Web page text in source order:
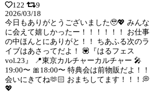
122
9
2026/03/18
今日もありがとうございました🥹💖 みんな
に会えて嬉しかったー！！！！！！ お仕事
の中ほんとにありがと！！ ちあふる次のラ
イブはあさってだよ！ 💟『はるフェス
vol.23』 📍東京カルチャーカルチャー 🎤
19:00〜 🎀18:00〜 特典会は前物販だよ！！
会いにきてね🫶🏻 おまちしてます！！！💭
💖